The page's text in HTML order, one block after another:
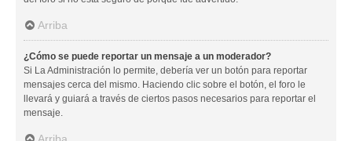
Arriba
¿Cómo se puede reportar un mensaje a un moderador?
Si La Administración lo permite, debería ver un botón para reportar
mensajes cerca del mismo. Haciendo clic sobre el botón, el foro le
llevará y guiará a través de ciertos pasos necesarios para reportar el
mensaje.